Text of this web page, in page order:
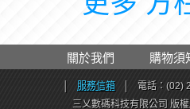
│ 服務信箱 │ 電話：(02)
三乂數碼科技有限公司 版